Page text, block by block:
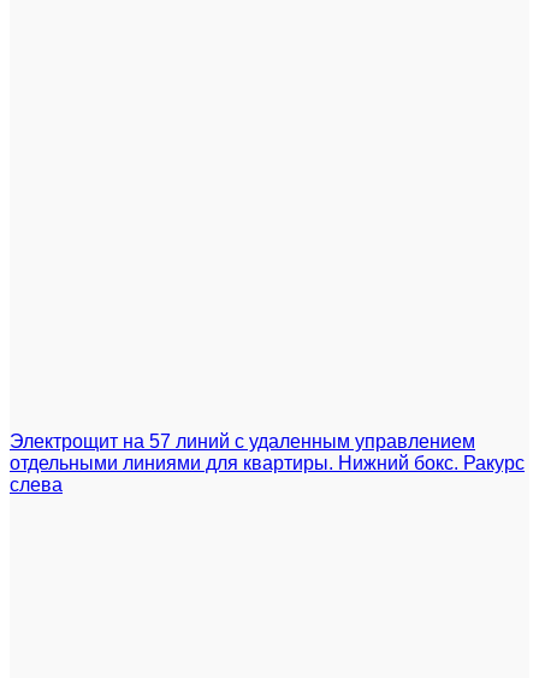
Электрощит на 57 линий с удаленным управлением
отдельными линиями для квартиры. Нижний бокс. Ракурс
слева